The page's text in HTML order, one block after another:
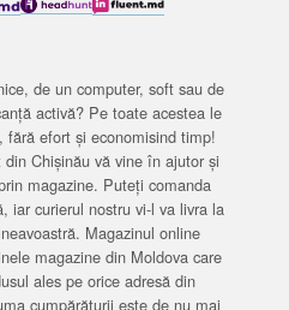
de un computer, soft sau de
activă? Pe toate acestea le
fără efort și economisind timp!
Chișinău vă vine în ajutor și
magazine. Puteți comanda
iar curierul nostru vi-l va livra la
Magazinul online
magazine din Moldova care
ales pe orice adresă din
cumpărăturii este de nu mai